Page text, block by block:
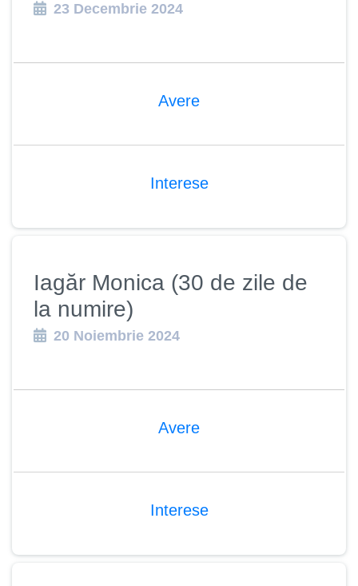
23 Decembrie 2024
Avere
Interese
Iagăr Monica (30 de zile de
la numire)
20 Noiembrie 2024
Avere
Interese